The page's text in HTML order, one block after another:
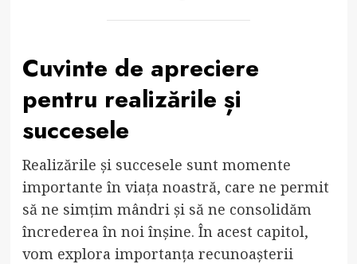
Cuvinte de apreciere
pentru realizările și
succesele
Realizările și succesele sunt momente
importante în viața noastră, care ne permit
să ne simțim mândri și să ne consolidăm
încrederea în noi înșine. În acest capitol,
vom explora importanța recunoașterii